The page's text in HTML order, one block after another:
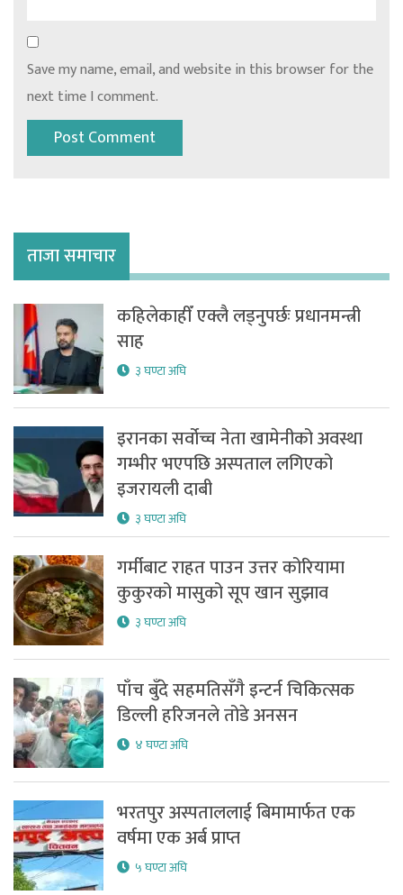
Save my name, email, and website in this browser for the
next time I comment.
ताजा समाचार
कहिलेकाहीँ एक्लै लड्नुपर्छः प्रधानमन्त्री
साह
३ घण्टा अघि
इरानका सर्वोच्च नेता खामेनीको अवस्था
गम्भीर भएपछि अस्पताल लगिएको
इजरायली दाबी
३ घण्टा अघि
गर्मीबाट राहत पाउन उत्तर कोरियामा
कुकुरको मासुको सूप खान सुझाव
३ घण्टा अघि
पाँच बुँदे सहमतिसँगै इन्टर्न चिकित्सक
डिल्ली हरिजनले तोडे अनसन
४ घण्टा अघि
भरतपुर अस्पताललाई बिमामार्फत एक
वर्षमा एक अर्ब प्राप्त
५ घण्टा अघि